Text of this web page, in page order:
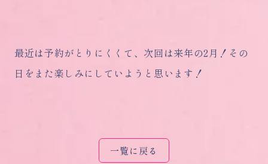
最近は予約がとりにくくて、次回は来年の2月！その
日をまた楽しみにしていようと思います！
一覧に戻る